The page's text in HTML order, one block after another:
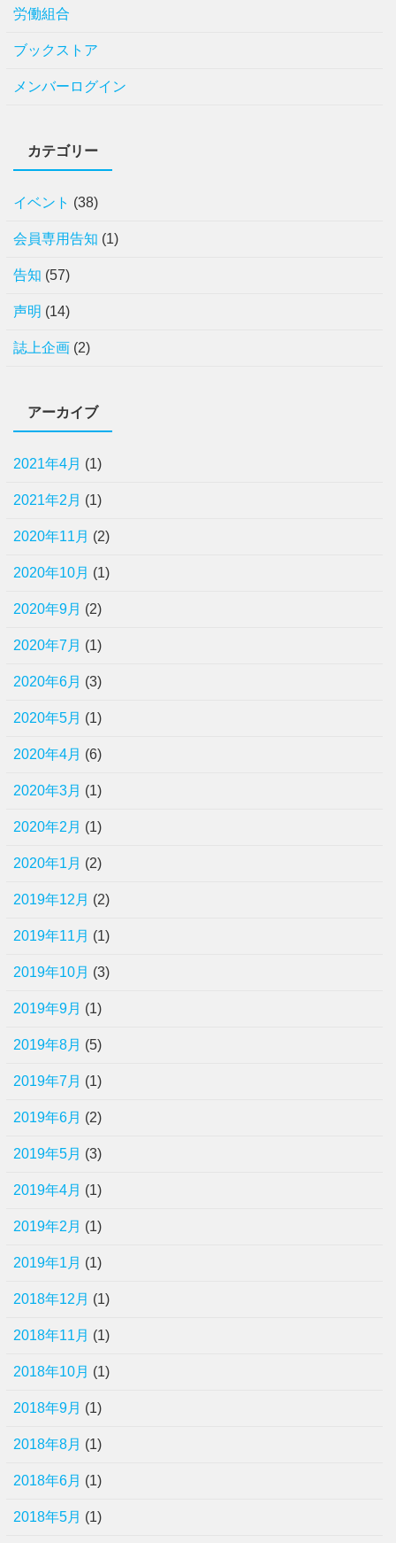
労働組合
ブックストア
メンバーログイン
カテゴリー
イベント (38)
会員専用告知 (1)
告知 (57)
声明 (14)
誌上企画 (2)
アーカイブ
2021年4月 (1)
2021年2月 (1)
2020年11月 (2)
2020年10月 (1)
2020年9月 (2)
2020年7月 (1)
2020年6月 (3)
2020年5月 (1)
2020年4月 (6)
2020年3月 (1)
2020年2月 (1)
2020年1月 (2)
2019年12月 (2)
2019年11月 (1)
2019年10月 (3)
2019年9月 (1)
2019年8月 (5)
2019年7月 (1)
2019年6月 (2)
2019年5月 (3)
2019年4月 (1)
2019年2月 (1)
2019年1月 (1)
2018年12月 (1)
2018年11月 (1)
2018年10月 (1)
2018年9月 (1)
2018年8月 (1)
2018年6月 (1)
2018年5月 (1)